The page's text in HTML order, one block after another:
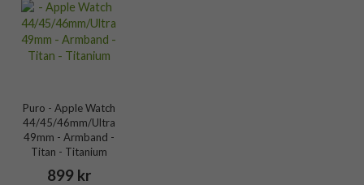
Puro - Apple Watch
44/45/46mm/Ultra
49mm - Armband -
Titan - Titanium
899 kr